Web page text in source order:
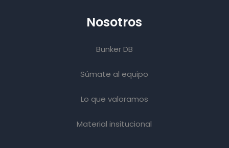
Nosotros
Bunker DB
Súmate al equipo
Lo que valoramos
Material insitucional